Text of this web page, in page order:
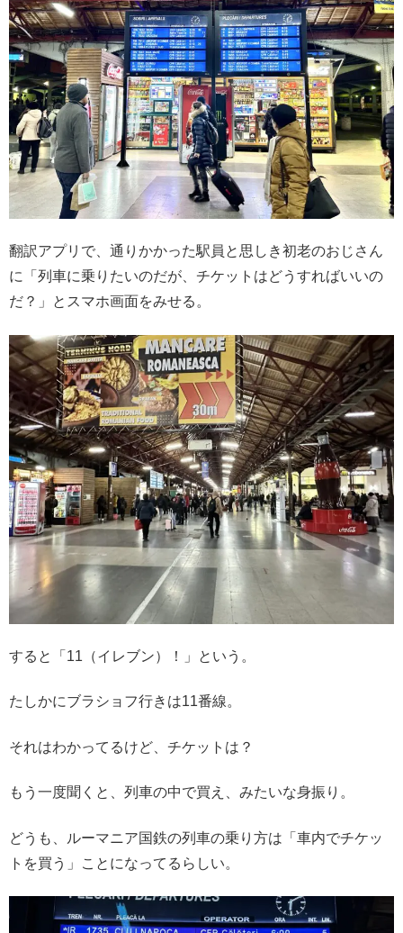
翻訳アプリで、通りかかった駅員と思しき初老のおじさん
に「列車に乗りたいのだが、チケットはどうすればいいの
だ？」とスマホ画面をみせる。
すると「11（イレブン）！」という。
たしかにブラショフ行きは11番線。
それはわかってるけど、チケットは？
もう一度聞くと、列車の中で買え、みたいな身振り。
どうも、ルーマニア国鉄の列車の乗り方は「車内でチケッ
トを買う」ことになってるらしい。